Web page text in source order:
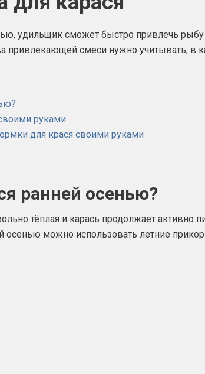
удильщик сможет быстро привлечь рыбу
привлекающей смеси нужно учитывать, в
руками
для крася своими руками
ранней осенью?
тёплая и карась продолжает активно
осенью можно использовать летние